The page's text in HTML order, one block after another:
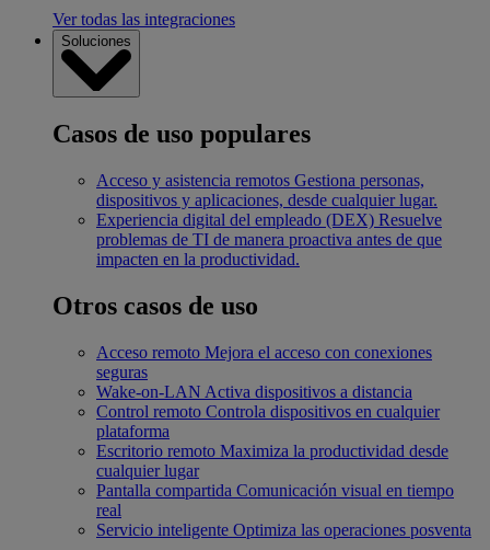
Ver todas las integraciones
Soluciones
Casos de uso populares
Acceso y asistencia remotos Gestiona personas,
dispositivos y aplicaciones, desde cualquier lugar.
Experiencia digital del empleado (DEX) Resuelve
problemas de TI de manera proactiva antes de que
impacten en la productividad.
Otros casos de uso
Acceso remoto Mejora el acceso con conexiones
seguras
Wake-on-LAN Activa dispositivos a distancia
Control remoto Controla dispositivos en cualquier
plataforma
Escritorio remoto Maximiza la productividad desde
cualquier lugar
Pantalla compartida Comunicación visual en tiempo
real
Servicio inteligente Optimiza las operaciones posventa